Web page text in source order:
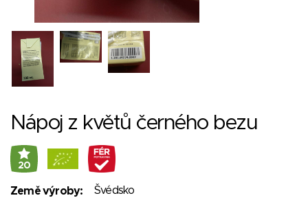
Nápoj z květů černého bezu
20
Země výroby:
Švédsko